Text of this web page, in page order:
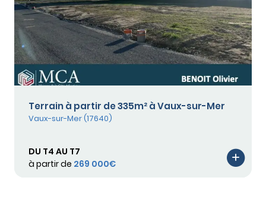
Terrain à partir de 335m² à Vaux-sur-Mer
Vaux-sur-Mer (17640)
DU T4 AU T7
à partir de 269 000€